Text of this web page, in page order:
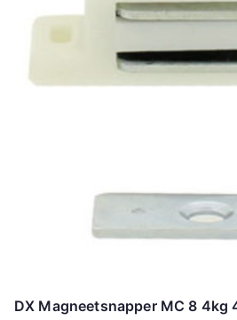
DX Magneetsnapper MC 8 4kg